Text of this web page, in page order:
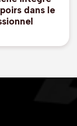
dans le